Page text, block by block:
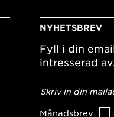
NYHETSBREV
Fyll i din
intresserad
postadress*
Månadsbrev